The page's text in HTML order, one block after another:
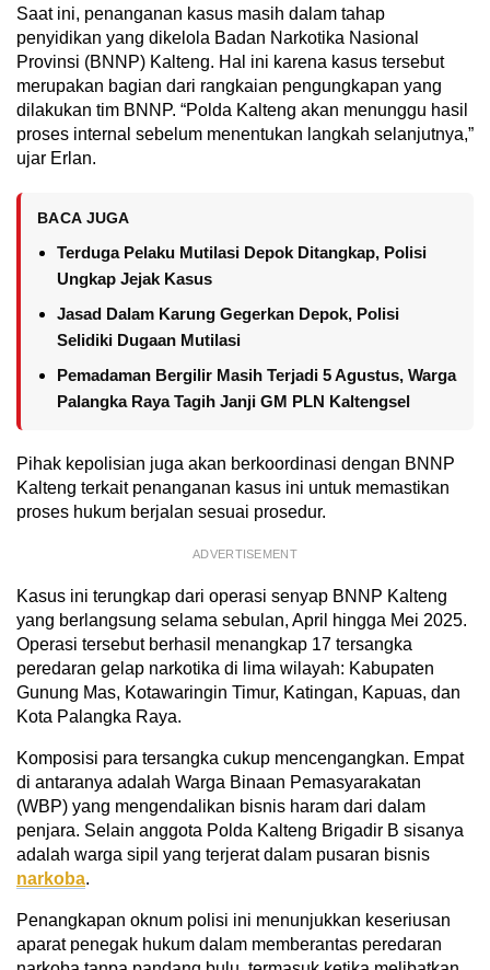
Saat ini, penanganan kasus masih dalam tahap
penyidikan yang dikelola Badan Narkotika Nasional
Provinsi (BNNP) Kalteng. Hal ini karena kasus tersebut
merupakan bagian dari rangkaian pengungkapan yang
dilakukan tim BNNP. “Polda Kalteng akan menunggu hasil
proses internal sebelum menentukan langkah selanjutnya,”
ujar Erlan.
BACA JUGA
Terduga Pelaku Mutilasi Depok Ditangkap, Polisi
Ungkap Jejak Kasus
Jasad Dalam Karung Gegerkan Depok, Polisi
Selidiki Dugaan Mutilasi
Pemadaman Bergilir Masih Terjadi 5 Agustus, Warga
Palangka Raya Tagih Janji GM PLN Kaltengsel
Pihak kepolisian juga akan berkoordinasi dengan BNNP
Kalteng terkait penanganan kasus ini untuk memastikan
proses hukum berjalan sesuai prosedur.
ADVERTISEMENT
Kasus ini terungkap dari operasi senyap BNNP Kalteng
yang berlangsung selama sebulan, April hingga Mei 2025.
Operasi tersebut berhasil menangkap 17 tersangka
peredaran gelap narkotika di lima wilayah: Kabupaten
Gunung Mas, Kotawaringin Timur, Katingan, Kapuas, dan
Kota Palangka Raya.
Komposisi para tersangka cukup mencengangkan. Empat
di antaranya adalah Warga Binaan Pemasyarakatan
(WBP) yang mengendalikan bisnis haram dari dalam
penjara. Selain anggota Polda Kalteng Brigadir B sisanya
adalah warga sipil yang terjerat dalam pusaran bisnis
narkoba.
Penangkapan oknum polisi ini menunjukkan keseriusan
aparat penegak hukum dalam memberantas peredaran